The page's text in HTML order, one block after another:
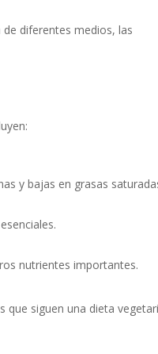
de diferentes medios, las
y bajas en grasas
nutrientes importantes.
que siguen una dieta